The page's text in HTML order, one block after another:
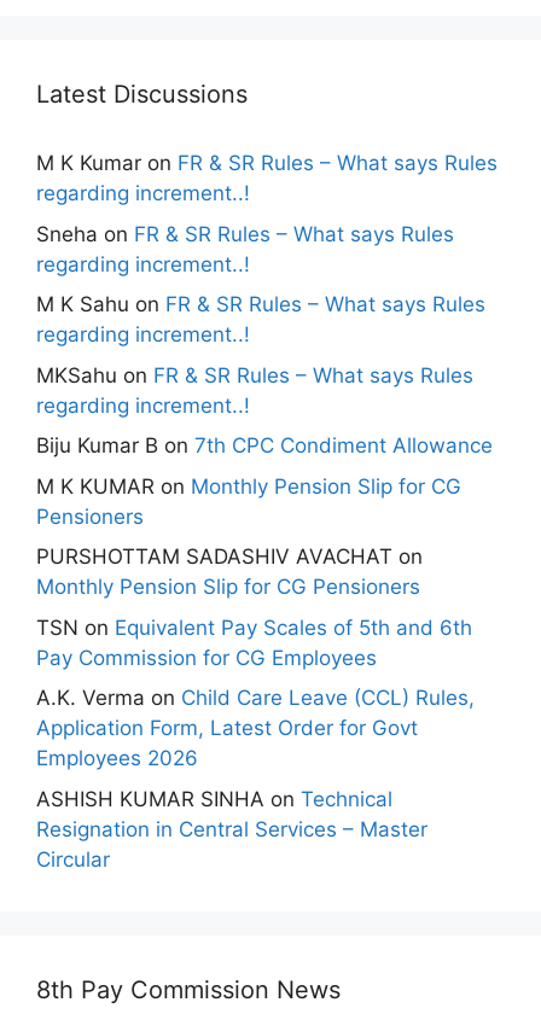
Latest Discussions
M K Kumar on FR & SR Rules – What says Rules
regarding increment..!
Sneha on FR & SR Rules – What says Rules
regarding increment..!
M K Sahu on FR & SR Rules – What says Rules
regarding increment..!
MKSahu on FR & SR Rules – What says Rules
regarding increment..!
Biju Kumar B on 7th CPC Condiment Allowance
M K KUMAR on Monthly Pension Slip for CG
Pensioners
PURSHOTTAM SADASHIV AVACHAT on
Monthly Pension Slip for CG Pensioners
TSN on Equivalent Pay Scales of 5th and 6th
Pay Commission for CG Employees
A.K. Verma on Child Care Leave (CCL) Rules,
Application Form, Latest Order for Govt
Employees 2026
ASHISH KUMAR SINHA on Technical
Resignation in Central Services – Master
Circular
8th Pay Commission News